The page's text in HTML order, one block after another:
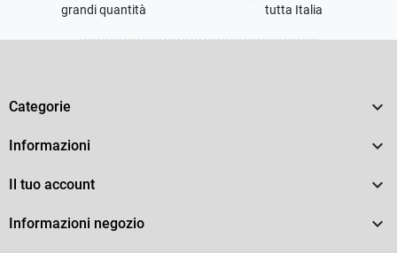
grandi quantità
tutta Italia
Categorie 
Informazioni 
Il tuo account 
Informazioni negozio 